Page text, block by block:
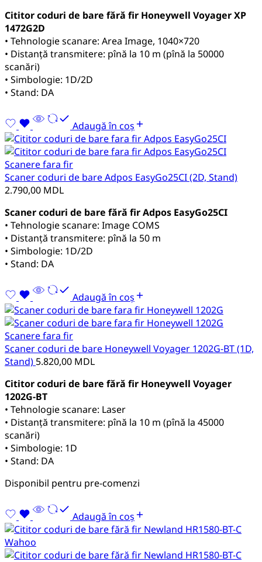
Cititor coduri de bare fără fir Honeywell Voyager XP
1472G2D
• Tehnologie scanare: Area Image, 1040×720
• Distanță transmitere: pînă la 10 m (pînă la 50000
scanări)
• Simbologie: 1D/2D
• Stand: DA
Adaugă în coș
Scanere fara fir
Scaner coduri de bare Adpos EasyGo25CI (2D, Stand)
2.790,00 MDL
Scaner coduri de bare fără fir Adpos EasyGo25CI
• Tehnologie scanare: Image COMS
• Distanță transmitere: pînă la 50 m
• Simbologie: 1D/2D
• Stand: DA
Adaugă în coș
Scanere fara fir
Scaner coduri de bare Honeywell Voyager 1202G-BT (1D,
Stand) 5.820,00 MDL
Cititor coduri de bare fără fir Honeywell Voyager
1202G-BT
• Tehnologie scanare: Laser
• Distanță transmitere: pînă la 10 m (pînă la 45000
scanări)
• Simbologie: 1D
• Stand: DA
Disponibil pentru pre-comenzi
Adaugă în coș